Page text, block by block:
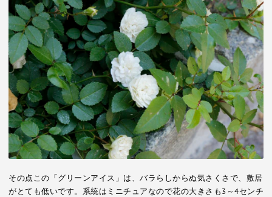
その点この「グリーンアイス」は、バラらしからぬ気さくさで、敷居
がとても低いです。系統はミニチュアなので花の大きさも3～4センチ